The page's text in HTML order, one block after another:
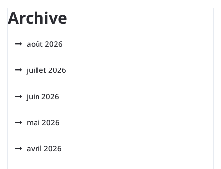
Archive
août 2026
juillet 2026
juin 2026
mai 2026
avril 2026